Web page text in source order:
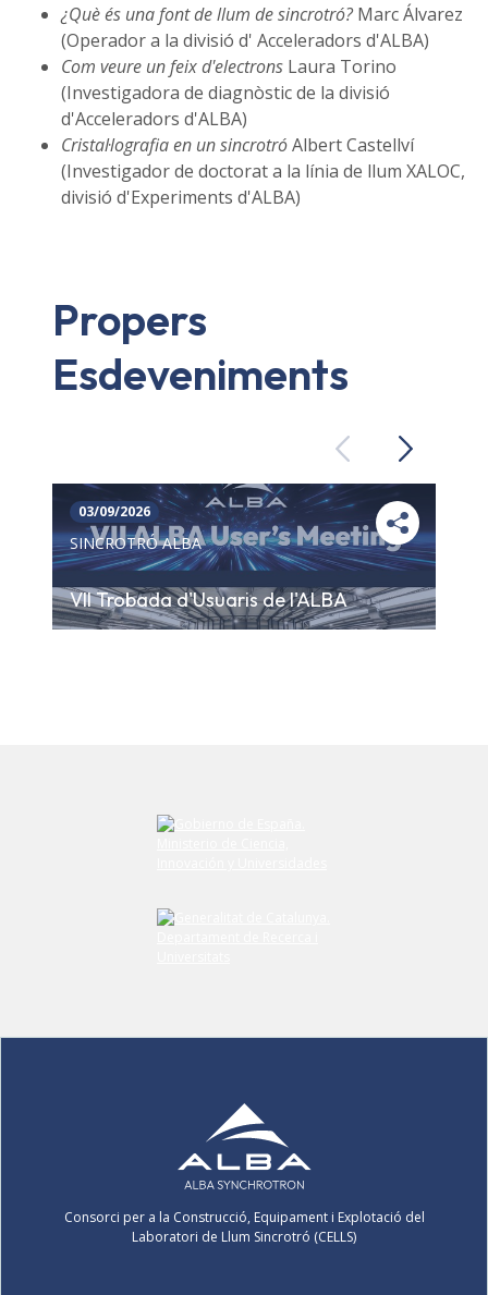
¿Què és una font de llum de sincrotró?Marc Álvarez
(Operador a la divisió d' Acceleradors d'ALBA)
Com veure un feix d'electrons Laura Torino
(Investigadora de diagnòstic de la divisió
d'Acceleradors d'ALBA)
Cristal·lografia en un sincrotróAlbert Castellví
(Investigador de doctorat a la línia de llum XALOC,
divisió d'Experiments d'ALBA)
Propers
Esdeveniments
PreviousNext
03/09/2026
SINCROTRÓ ALBA
VII Trobada d'Usuaris de l'ALBA
Consorci per a la Construcció, Equipament i Explotació del
Laboratori de Llum Sincrotró (CELLS)